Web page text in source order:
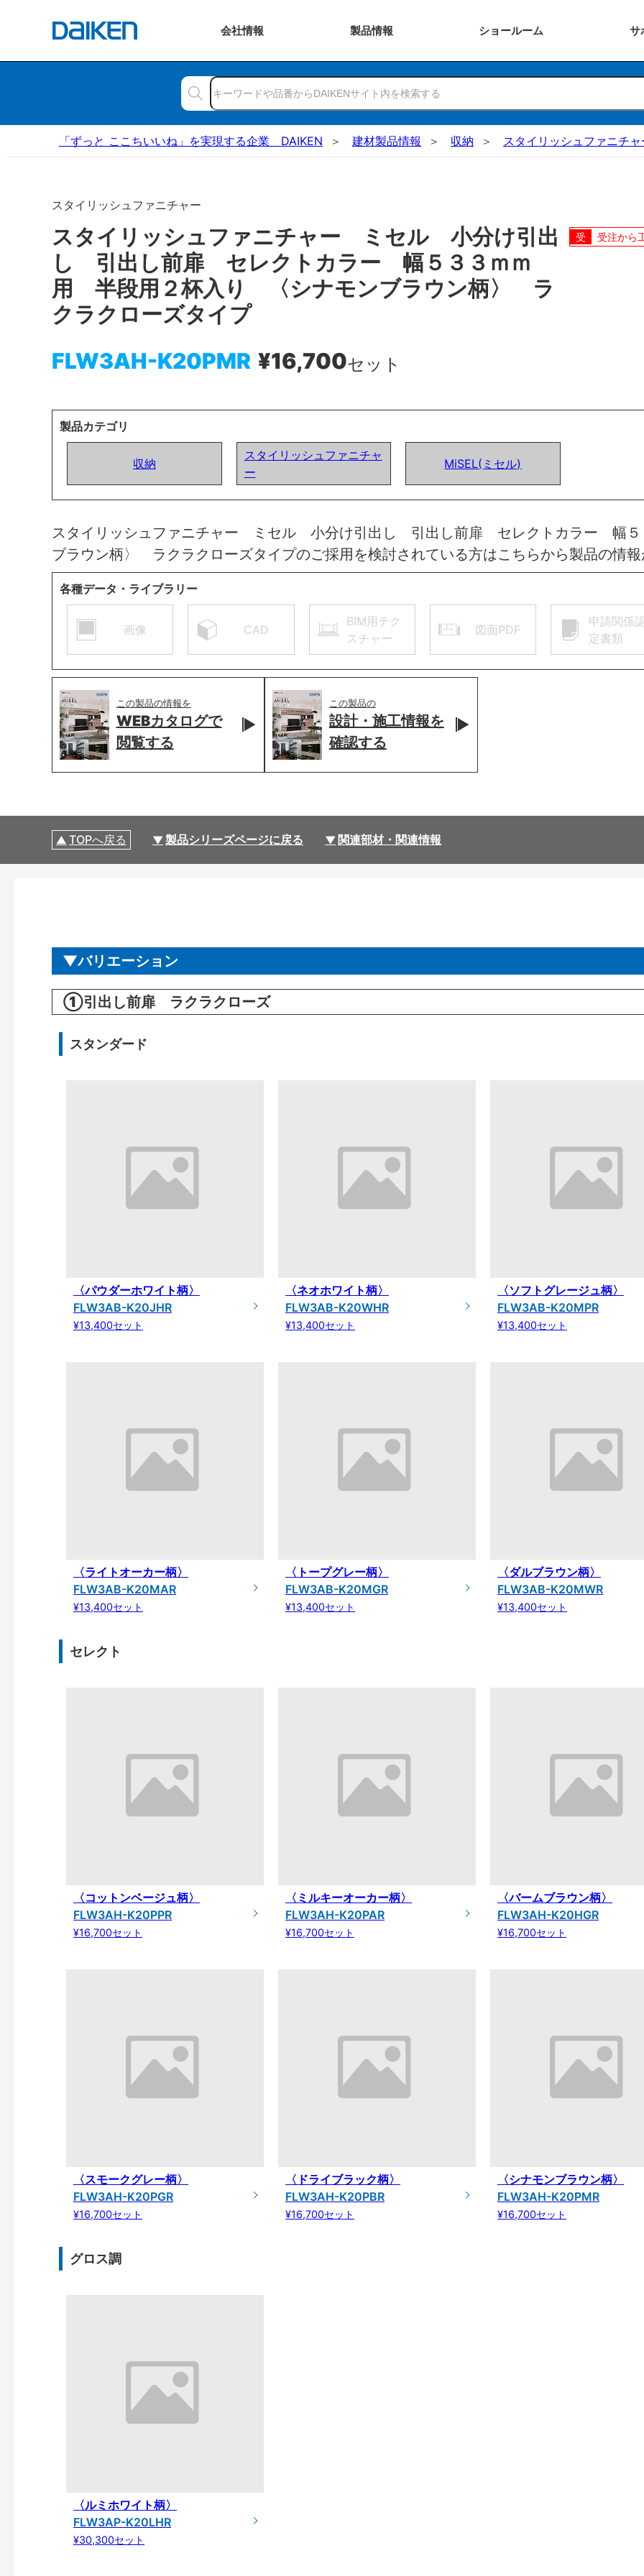
会社情報 製品情報 ショールーム サ
「ずっと ここちいいね」を実現する企業 DAIKEN 建材製品情報 収納 スタイリッシュファニチャ
スタイリッシュファニチャー
スタイリッシュファニチャー ミセル 小分け引出
し 引出し前扉 セレクトカラー 幅５３３ｍｍ
用 半段用２杯入り 〈シナモンブラウン柄〉 ラ
クラクローズタイプ
FLW3AH-K20PMR ¥16,700セット
受注から
製品カテゴリ
収納
スタイリッシュファニチャ
ー
MiSEL(ミセル)
スタイリッシュファニチャー ミセル 小分け引出し 引出し前扉 セレクトカラー 幅
ブラウン柄〉 ラクラクローズタイプのご採用を検討されている方はこちらから製品の情
各種データ・ライブラリー
画像 CAD
BIM用テク
スチャー
図面PDF
申請関係
定書類
この製品の情報を
WEBカタログで
閲覧する
この製品の
設計・施工情報を
確認する
TOPへ戻る 製品シリーズページに戻る 関連部材・関連情報
バリエーション
①引出し前扉 ラクラクローズ
スタンダード
〈パウダーホワイト柄〉
FLW3AB-K20JHR
¥13,400セット
〈ネオホワイト柄〉
FLW3AB-K20WHR
¥13,400セット
〈ソフトグレージュ柄〉
FLW3AB-K20MPR
¥13,400セット
〈ライトオーカー柄〉
FLW3AB-K20MAR
¥13,400セット
〈トープグレー柄〉
FLW3AB-K20MGR
¥13,400セット
〈ダルブラウン柄〉
FLW3AB-K20MWR
¥13,400セット
セレクト
〈コットンベージュ柄〉
FLW3AH-K20PPR
¥16,700セット
〈ミルキーオーカー柄〉
FLW3AH-K20PAR
¥16,700セット
〈バームブラウン柄〉
FLW3AH-K20HGR
¥16,700セット
〈スモークグレー柄〉
FLW3AH-K20PGR
¥16,700セット
〈ドライブラック柄〉
FLW3AH-K20PBR
¥16,700セット
〈シナモンブラウン柄〉
FLW3AH-K20PMR
¥16,700セット
グロス調
〈ルミホワイト柄〉
FLW3AP-K20LHR
¥30,300セット